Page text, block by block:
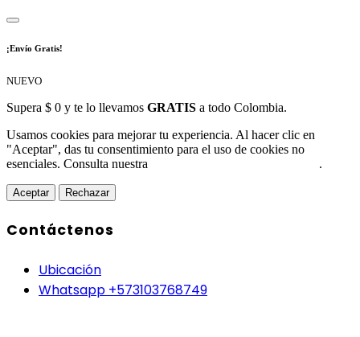
¡Envío Gratis!
NUEVO
Supera $ 0 y te lo llevamos GRATIS a todo Colombia.
Usamos cookies para mejorar tu experiencia. Al hacer clic en
"Aceptar", das tu consentimiento para el uso de cookies no
esenciales. Consulta nuestra
.
Aceptar Rechazar
Contáctenos
Ubicación
Whatsapp +573103768749